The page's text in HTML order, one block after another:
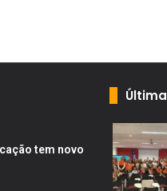
tem novo